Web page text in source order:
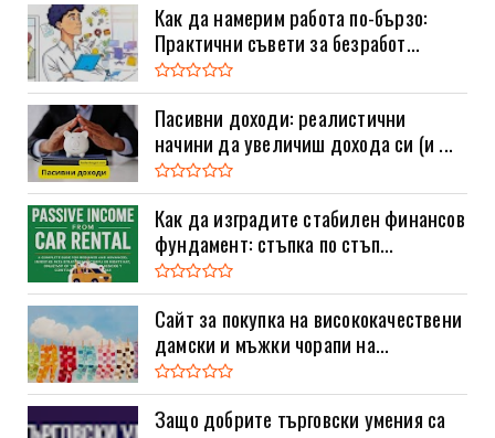
Как да намерим работа по-бързо:
Практични съвети за безработ...
Пасивни доходи: реалистични
начини да увеличиш дохода си (и ...
Как да изградите стабилен финансов
фундамент: стъпка по стъп...
Сайт за покупка на висококачествени
дамски и мъжки чорапи на...
Защо добрите търговски умения са